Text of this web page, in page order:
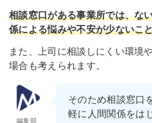
相談窓口がある事業所では、な
係による悩みや不安が少ないこ
また、上司に相談しにくい環境
場合も考えられます。
編集部
そのため相談窓口
軽に人間関係をは